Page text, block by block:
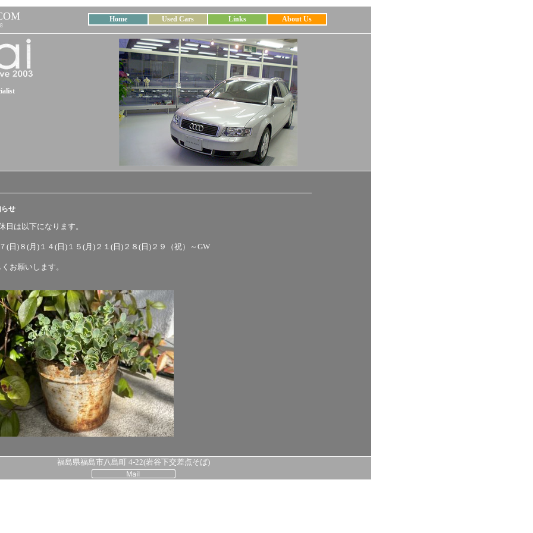
Home Used Cars Links About Us
せ
日は以下になります。
(日)８(月)１４(日)１５(月)２１(日)２８(日)２９（祝）～GW
お願いします。
福島県福島市八島町 4-22(岩谷下交差点そば)